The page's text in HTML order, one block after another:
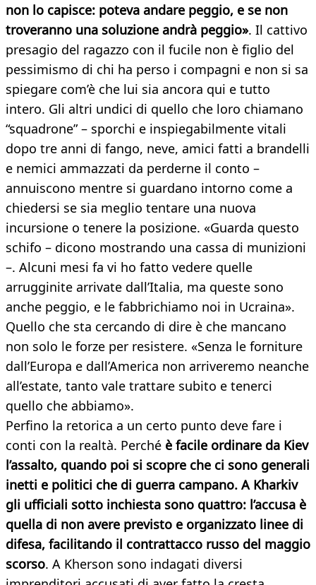
non lo capisce: poteva andare peggio, e se non
troveranno una soluzione andrà peggio». Il cattivo
presagio del ragazzo con il fucile non è figlio del
pessimismo di chi ha perso i compagni e non si sa
spiegare com’è che lui sia ancora qui e tutto
intero. Gli altri undici di quello che loro chiamano
“squadrone” – sporchi e inspiegabilmente vitali
dopo tre anni di fango, neve, amici fatti a brandelli
e nemici ammazzati da perderne il conto –
annuiscono mentre si guardano intorno come a
chiedersi se sia meglio tentare una nuova
incursione o tenere la posizione. «Guarda questo
schifo – dicono mostrando una cassa di munizioni
–. Alcuni mesi fa vi ho fatto vedere quelle
arrugginite arrivate dall’Italia, ma queste sono
anche peggio, e le fabbrichiamo noi in Ucraina».
Quello che sta cercando di dire è che mancano
non solo le forze per resistere. «Senza le forniture
dall’Europa e dall’America non arriveremo neanche
all’estate, tanto vale trattare subito e tenerci
quello che abbiamo».
Perfino la retorica a un certo punto deve fare i
conti con la realtà. Perché è facile ordinare da Kiev
l’assalto, quando poi si scopre che ci sono generali
inetti e politici che di guerra campano. A Kharkiv
gli ufficiali sotto inchiesta sono quattro: l’accusa è
quella di non avere previsto e organizzato linee di
difesa, facilitando il contrattacco russo del maggio
scorso. A Kherson sono indagati diversi